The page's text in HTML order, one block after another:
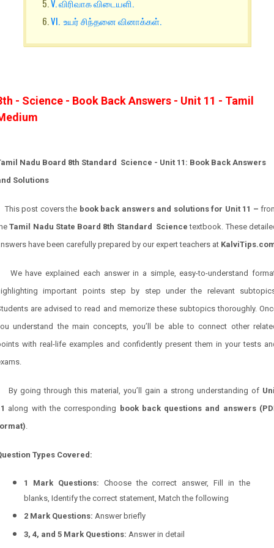
V. விரிவாக விடையளி.
VI. உயர் சிந்தனை வினாக்கள்.
- Science - Book Back Answers - Unit 11 - Tamil
Nadu Board 8th Standard Science - Unit 11: Book Back Answers
Solutions
This post covers the book back answers and solutions for Unit 11 –
Tamil Nadu State Board 8th Standard Science textbook. These
have been carefully prepared by our expert teachers at
We have explained each answer in a simple, easy-to-understand
important points step by step under the relevant
are advised to read and memorize these subtopics thoroughly.
understand the main concepts, you’ll be able to connect other
with real-life examples and confidently present them in your tests
By going through this material, you’ll gain a strong understanding of
along with the corresponding book back questions and answers
Types Covered:
1 Mark Questions: Choose the correct answer, Fill in the
blanks, Identify the correct statement, Match the following
2 Mark Questions: Answer briefly
3, 4, and 5 Mark Questions: Answer in detail